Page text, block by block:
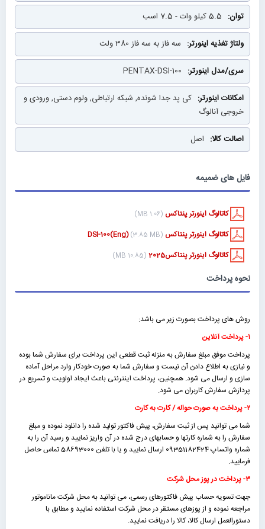
5.5 کیلو وات - 7.5 اسب
سه فاز به سه فاز 380 ولت
PENTAX-DSI-100
کی پد جدا شونده, شبکه ارتباطی, ولوم دستی, ورودی و
خروجی آنالوگ
اصل
فایل های ضمیمه
کاتالوگ اینورتر پنتاکس (1.06 MB)
کاتالوگ اینورتر پنتاکس DSI-100(Eng) (3.85 MB)
کاتالوگ اینورتر پنتاکس2025 (10.85 MB)
نحوه پرداخت
روش های پرداخت بصورت زیر می باشد:
۱- پرداخت آنلاین
پرداخت موفق مبلغ سفارش به منزله ثبت قطعی این پرداخت برای سفارش شما بوده
و نیازی به اطلاع دادن آن نیست و سفارش شما به صورت خودکار وارد مراحل آماده
سازی و ارسال می شود. همچنین، پرداخت اینترنتی باعث ایجاد اولویت و تسریع در
پردازش سفارش کاربران می شود.
۲- پرداخت به صورت حواله / کارت به کارت
شما می توانید پس از ثبت سفارش، پیش فاکتور تولید شده را دانلود نموده و مبلغ
سفارش را به شماره کارتها و حسابهای درج شده در آن واریز نمایید و رسید آن را به
شماره واتساپ 09351182424 ارسال نمایید و یا با تلفن 58693000 تماس حاصل
فرمایید.
۳- پرداخت در پوز محل شرکت
جهت تسویه حساب پیش فاکتورهای رسمی، می توانید به محل شرکت ماناموتور
مراجعه نموده و از پوزهای مستقر در محل شرکت استفاده نمایید و مطابق با
دستورالعمل ارسال کالا، کالا را دریافت نمایید.